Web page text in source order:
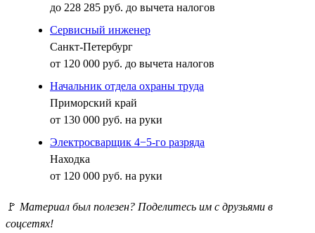
до 228 285 руб. до вычета налогов
Сервисный инженер
Санкт-Петербург
от 120 000 руб. до вычета налогов
Начальник отдела охраны труда
Приморский край
от 130 000 руб. на руки
Электросварщик 4−5-го разряда
Находка
от 120 000 руб. на руки
🚩 Материал был полезен? Поделитесь им с друзьями в
соцсетях!